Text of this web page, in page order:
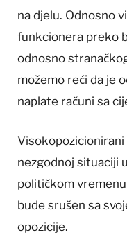
na djelu. Odnosno
funkcionera preko
odnosno
možemo reći da je
naplate računi sa
nezgodnoj situaciji
političkom
bude srušen sa
opozicije.